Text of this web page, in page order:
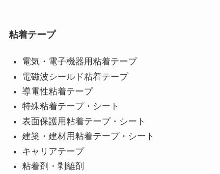
粘着テープ
電気・電子機器用粘着テープ
電磁波シールド粘着テープ
導電性粘着テープ
特殊粘着テープ・シート
表面保護用粘着テープ・シート
建築・建材用粘着テープ・シート
キャリアテープ
粘着剤・剥離剤